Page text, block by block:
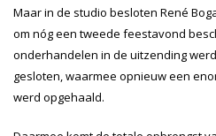
Maar in de studio besloten René
om nóg een tweede feestavond
onderhandelen in de uitzending
gesloten, waarmee opnieuw een
werd opgehaald.